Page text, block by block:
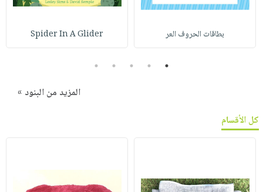
بطاقات الحروف العر Spider In A Glider
1
2
3
4
5
المزيد من البنود »
كل الأقسام